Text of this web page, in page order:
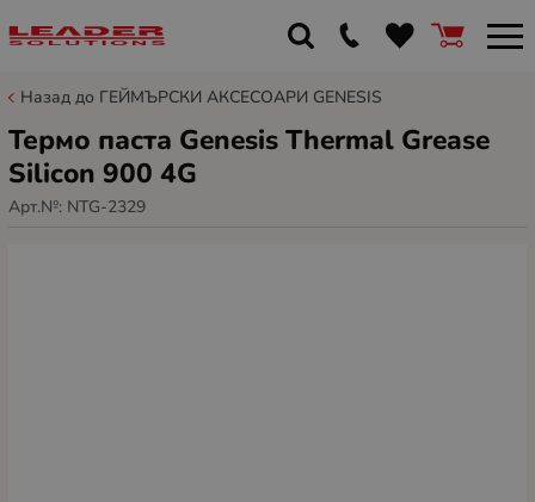
Назад до ГЕЙМЪРСКИ АКСЕСОАРИ GENESIS
Термо паста Genesis Thermal Grease
Silicon 900 4G
Арт.№: NTG-2329